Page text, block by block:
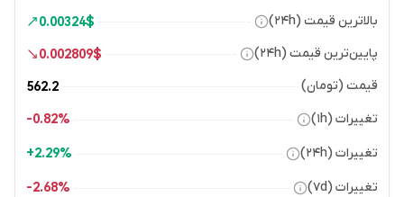
بالاترین قیمت (۲۴h) $
0.00324
پایین‌ترین قیمت (۲۴h) $
0.002809
قیمت (تومان) 562.2
تغییرات (۱h) 0.82%-
تغییرات (۲۴h) 2.29%+
تغییرات (۷d) 2.68%-